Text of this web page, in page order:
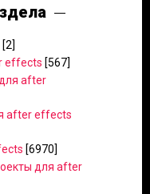
[2]
effects [567]
after
after effects
[6970]
для after